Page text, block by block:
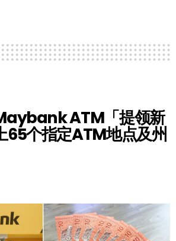
ATM「提领新
65个指定ATM地点及州